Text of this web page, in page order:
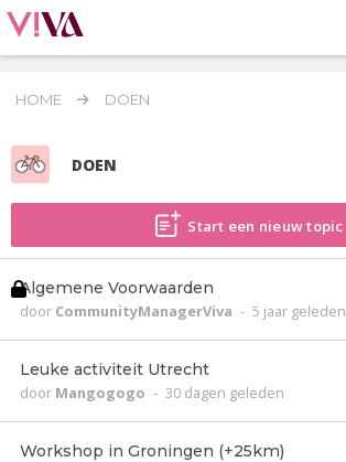
HOME DOEN
DOEN
Start een nieuw topic
Algemene Voorwaarden
door CommunityManagerViva - 5 jaar geleden
Leuke activiteit Utrecht
door Mangogogo - 30 dagen geleden
Workshop in Groningen (+25km)